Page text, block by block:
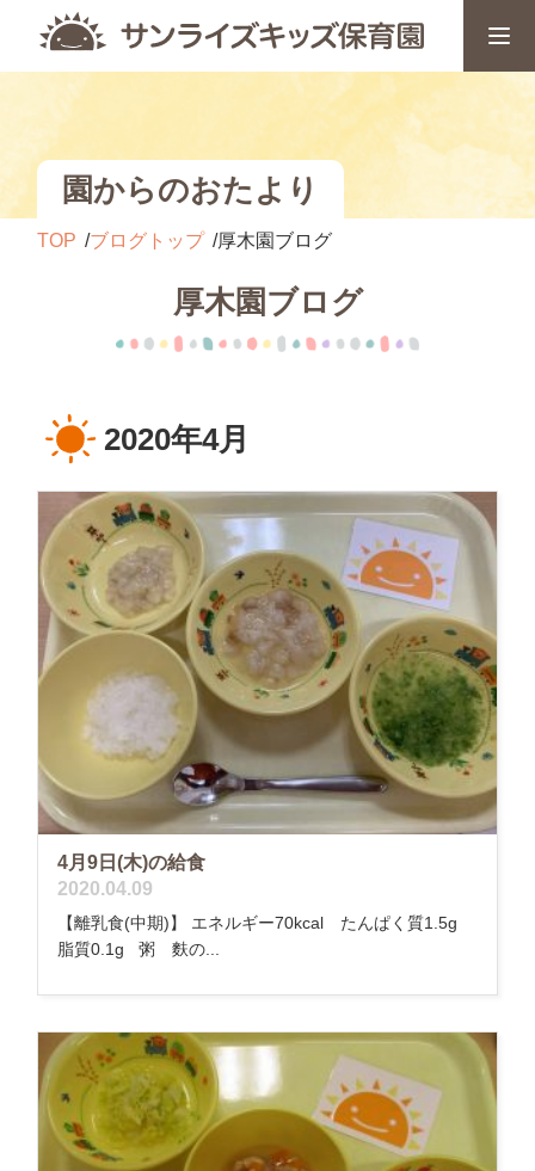
園からのおたより
TOP ブログトップ 厚木園ブログ
厚木園ブログ
2020年4月
4月9日(木)の給食
2020.04.09
【離乳食(中期)】 エネルギー70kcal たんぱく質1.5g
脂質0.1g 粥 麩の...